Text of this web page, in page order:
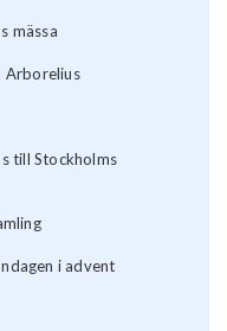
mässa
Arborelius
till Stockholms
i advent